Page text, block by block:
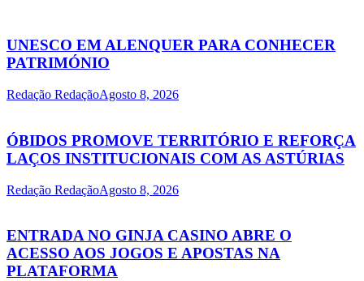
UNESCO EM ALENQUER PARA CONHECER
PATRIMÓNIO
Redação RedaçãoAgosto 8, 2026
ÓBIDOS PROMOVE TERRITÓRIO E REFORÇA
LAÇOS INSTITUCIONAIS COM AS ASTÚRIAS
Redação RedaçãoAgosto 8, 2026
ENTRADA NO GINJA CASINO ABRE O
ACESSO AOS JOGOS E APOSTAS NA
PLATAFORMA